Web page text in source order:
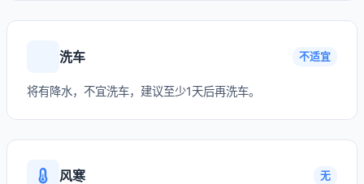
洗车 不适宜
将有降水，不宜洗车，建议至少1天后再洗车。
风寒 无